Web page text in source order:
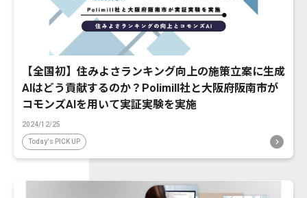
【全国初】住みよさランキング向上の施策立案に生成
AIはどう貢献するのか？Polimill社と大阪府阪南市が
コモンズAIを用いて実証実験を実施
2024/12/25
Today's PICK UP